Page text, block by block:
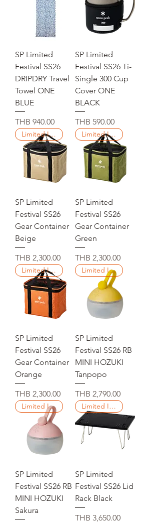
SP Limited
Festival SS26
DRIPDRY Travel
Towel ONE
BLUE
Price
THB 940.00
SP Limited
Festival SS26 Ti-
Single 300 Cup
Cover ONE
BLACK
Price
THB 590.00
Limited Items
SP Limited
Festival SS26
Gear Container
Beige
Price
THB 2,300.00
Limited Items
SP Limited
Festival SS26
Gear Container
Green
Price
THB 2,300.00
Limited Items
SP Limited
Festival SS26
Gear Container
Orange
Price
THB 2,300.00
Limited Items
SP Limited
Festival SS26 RB
MINI HOZUKI
Tanpopo
Price
THB 2,790.00
Limited Items
SP Limited
Festival SS26 RB
MINI HOZUKI
Sakura
Limited Items
SP Limited
Festival SS26 Lid
Rack Black
Price
THB 3,650.00